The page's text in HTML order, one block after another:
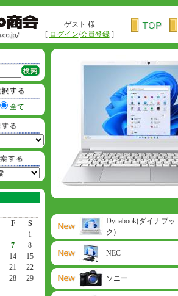
ゲスト 様
[ ログイン/会員登録]
全て
F
S
1
7
8
14
15
21
22
28
29
Dynabook(ダイナブッ
ク)
NEC
ソニー